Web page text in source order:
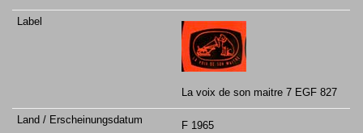
La voix de son maitre 7 EGF 827
F 1965